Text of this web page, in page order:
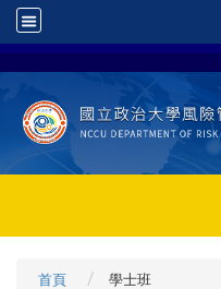
首頁 學士班